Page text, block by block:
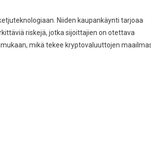
Niiden kaupankäynti tarjoaa
riskejä, jotka sijoittajien on otettava
mikä tekee kryptovaluuttojen